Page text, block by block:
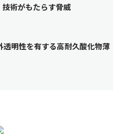
術がもたらす脅威
透明性を有する高耐久酸化物薄